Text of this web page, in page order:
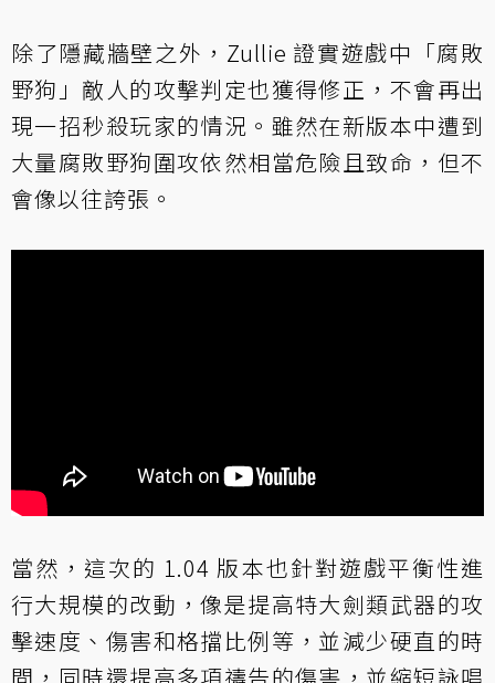
除了隱藏牆壁之外，Zullie 證實遊戲中「腐敗
野狗」敵人的攻擊判定也獲得修正，不會再出
現一招秒殺玩家的情況。雖然在新版本中遭到
大量腐敗野狗圍攻依然相當危險且致命，但不
會像以往誇張。
當然，這次的 1.04 版本也針對遊戲平衡性進
行大規模的改動，像是提高特大劍類武器的攻
擊速度、傷害和格擋比例等，並減少硬直的時
間，同時還提高多項禱告的傷害，並縮短詠唱